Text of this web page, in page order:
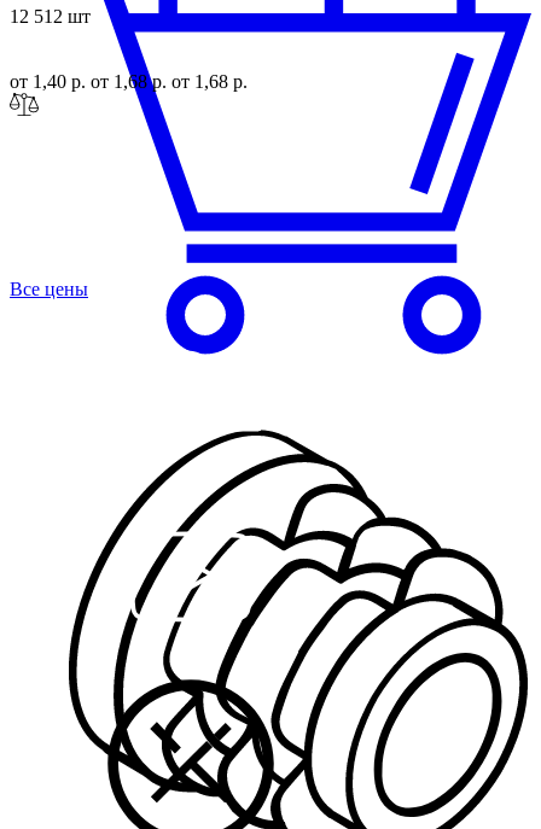
12 512 шт
от 1,40 р. от 1,68 р. от 1,68 р.
Все цены